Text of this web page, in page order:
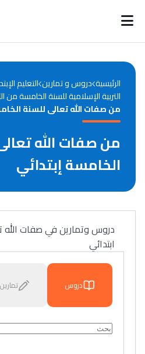
Annonces bourses
الرئيسية دروس و تمارين التعليم
التربية الإسلامية للسنة الخامسة من
من صفات الله تعالى للسنة
من صفات الله
الخامسة إبتدائي
دروس وتمارين في صفات الله
ابتدائي
دروس تمارين